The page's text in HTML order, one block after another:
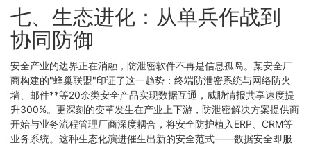
七、生态进化：从单兵作战到
协同防御
安全产业的边界正在消融，防泄密软件不再是信息孤岛。某安全厂
商构建的"蜂巢联盟"印证了这一趋势：终端防泄密系统与网络防火
墙、邮件**等20余类安全产品实现数据互通，威胁情报共享速度提
升300%。更深刻的变革发生在产业上下游，防泄密解决方案提供商
开始与业务流程管理厂商深度耦合，将安全防护植入ERP、CRM等
业务系统。这种生态化演进催生出新的安全范式——数据安全即服